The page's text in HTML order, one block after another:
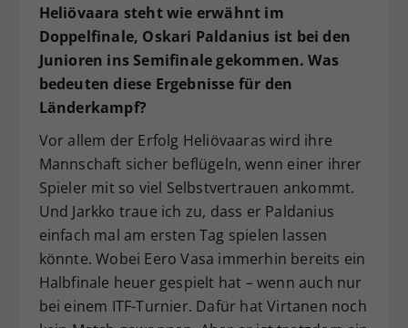
Heliövaara steht wie erwähnt im
Doppelfinale, Oskari Paldanius ist bei den
Junioren ins Semifinale gekommen. Was
bedeuten diese Ergebnisse für den
Länderkampf?
Vor allem der Erfolg Heliövaaras wird ihre
Mannschaft sicher beflügeln, wenn einer ihrer
Spieler mit so viel Selbstvertrauen ankommt.
Und Jarkko traue ich zu, dass er Paldanius
einfach mal am ersten Tag spielen lassen
könnte. Wobei Eero Vasa immerhin bereits ein
Halbfinale heuer gespielt hat – wenn auch nur
bei einem ITF-Turnier. Dafür hat Virtanen noch